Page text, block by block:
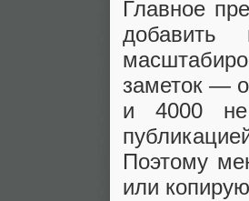
Главное
заметок —
и 4000 не
Поэтому
или